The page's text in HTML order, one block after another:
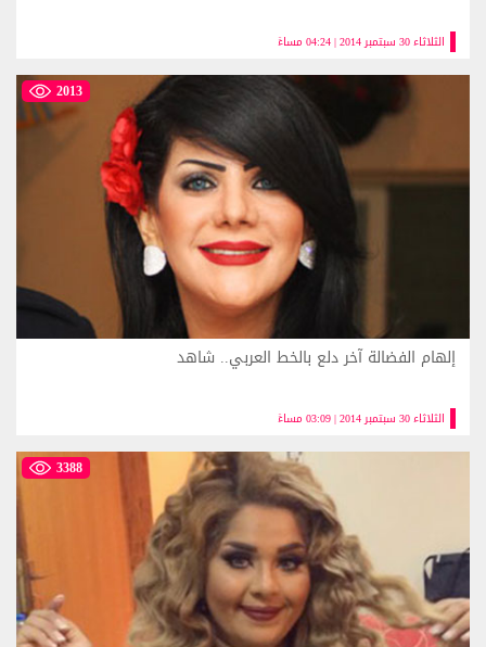
الثلاثاء 30 سبتمبر 2014 | 04:24 مساءً
2013
الثلاثاء 30 سبتمبر 2014 | 03:09 مساءً
إلهام الفضالة آخر دلع بالخط العربي.. شاهد
3388